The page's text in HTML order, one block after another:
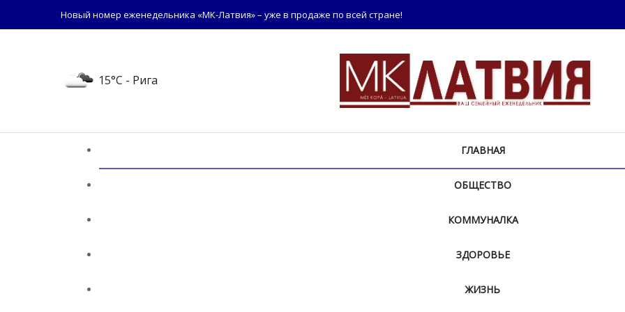
Новый номер еженедельника «МК-Латвия» – уже в продаже по всей стране!
15°C - Рига
ГЛАВНАЯ
ОБЩЕСТВО
КОММУНАЛКА
ЗДОРОВЬЕ
ЖИЗНЬ